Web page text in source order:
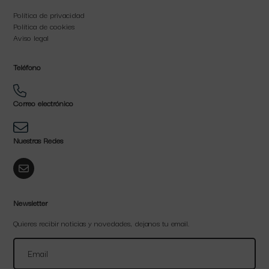
Política de privacidad
Política de cookies
Aviso legal
Teléfono
Correo electrónico
Nuestras Redes
Newsletter
Quieres recibir noticias y novedades, dejanos tu email.